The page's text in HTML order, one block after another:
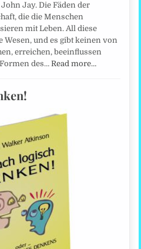
Jay. Die Fäden der
die die Menschen
mit Leben. All diese
und es gibt keinen von
erreichen, beeinflussen
des…Read more…